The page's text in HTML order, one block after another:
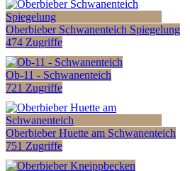
Oberbieber Schwanenteich Spiegelung
474 Zugriffe
Ob-11 - Schwanenteich
721 Zugriffe
Oberbieber Huette am Schwanenteich
751 Zugriffe